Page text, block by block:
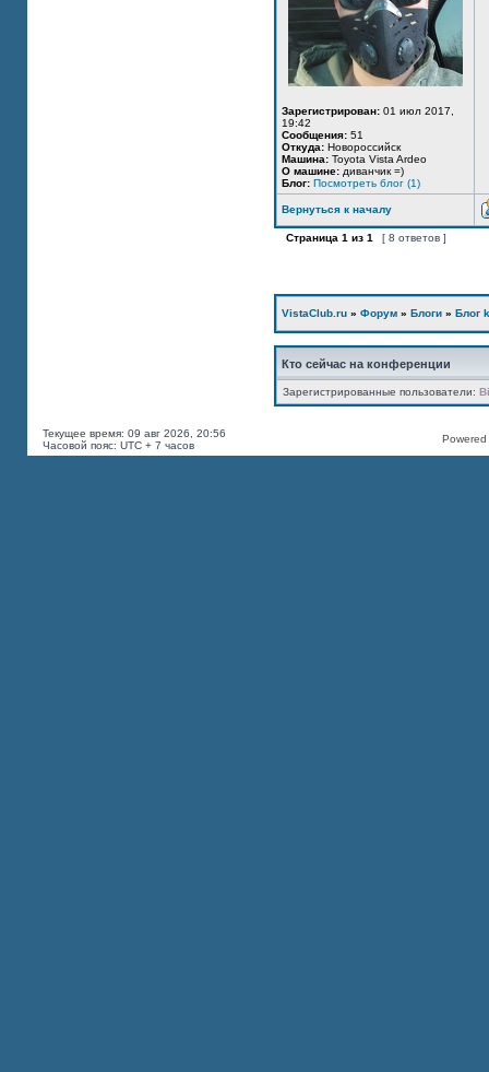
Зарегистрирован: 01 июл 2017,
19:42
Сообщения: 51
Откуда: Новороссийск
Машина: Toyota Vista Ardeo
О машине: диванчик =)
Блог: Посмотреть блог (1)
Вернуться к началу
Страница 1 из 1 [ 8 ответов ]
VistaClub.ru » Форум » Блоги » Блог
Кто сейчас на конференции
Зарегистрированные пользователи:
Текущее время: 09 авг 2026, 20:56
Часовой пояс: UTC + 7 часов